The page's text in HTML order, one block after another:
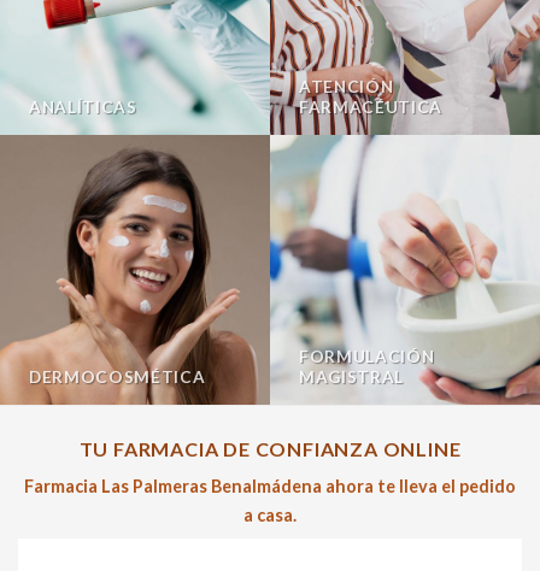
ANALÍTICAS
ATENCIÓN
FARMACÉUTICA
DERMOCOSMÉTICA
FORMULACIÓN
MAGISTRAL
TU FARMACIA DE CONFIANZA ONLINE
Farmacia Las Palmeras Benalmádena ahora te lleva el pedido
a casa.